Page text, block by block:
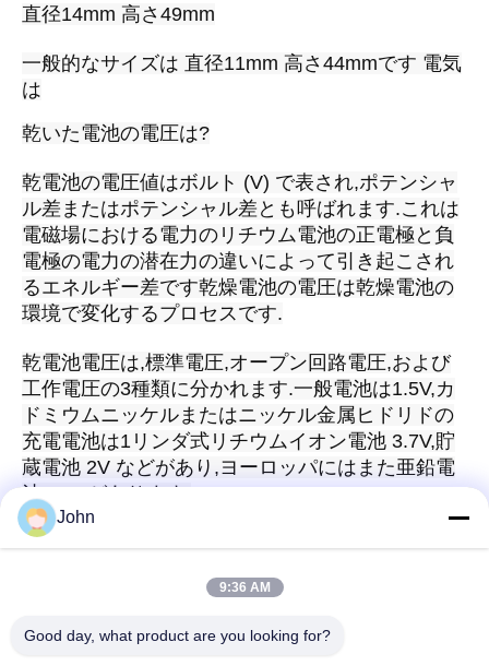
直径14mm 高さ49mm
一般的なサイズは 直径11mm 高さ44mmです 電気
は
乾いた電池の電圧は?
乾電池の電圧値はボルト (V) で表され,ポテンシャ
ル差またはポテンシャル差とも呼ばれます.これは
電磁場における電力のリチウム電池の正電極と負
電極の電力の潜在力の違いによって引き起こされ
るエネルギー差です乾燥電池の電圧は乾燥電池の
環境で変化するプロセスです.
乾電池電圧は,標準電圧,オープン回路電圧,および
工作電圧の3種類に分かれます.一般電池は1.5V,カ
ドミウムニッケルまたはニッケル金属ヒドリドの
充電電池は1リンダ式リチウムイオン電池 3.7V,貯
蔵電池 2V などがあり,ヨーロッパにはまた亜鉛電
池 1.9Vがあります.
John
9:36 AM
Good day, what product are you looking for?